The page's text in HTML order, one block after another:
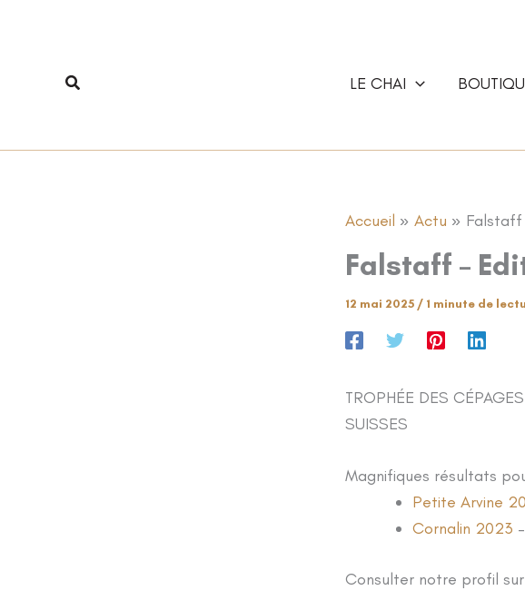
Rechercher LE CHAI
Accueil Actu Falstaff
Falstaff –
12 mai 2025 / 1 minute de
TROPHÉE DES
SUISSES
Magnifiques résultats
Petite Arvine
Cornalin 2023 –
Consulter notre profil sur